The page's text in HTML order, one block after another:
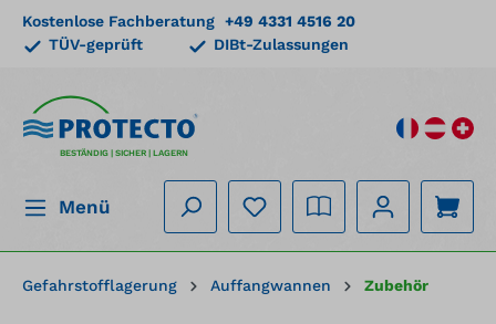
springen
Kostenlose Fachberatung +49 4331 4516 20
TÜV-geprüft
DIBt-Zulassungen
BESTÄNDIG | SICHER | LAGERN
Menü
Gefahrstofflagerung Auffangwannen Zubehör